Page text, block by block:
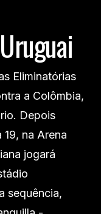
Eliminatórias
a Colômbia,
Depois
na Arena
jogará
sequência,